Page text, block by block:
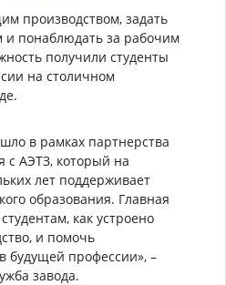
производством, задать
понаблюдать за рабочим
получили студенты
на столичном
в рамках партнерства
с АЭТЗ, который на
лет поддерживает
образования. Главная
как устроено
и помочь
будущей профессии», –
завода.